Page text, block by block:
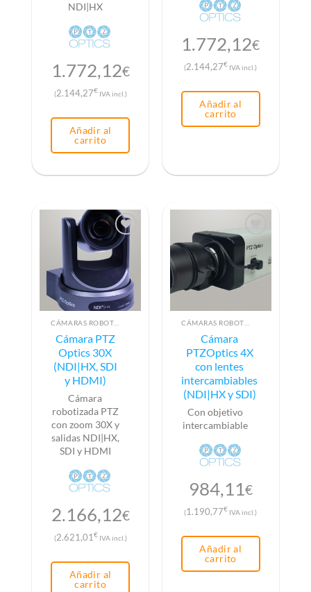
NDI|HX
1.772,12€
(2.144,27€IVA incl.)
Añadir al
carrito
1.772,12€
(2.144,27€ IVA incl.)
Añadir al
carrito
Cámara PTZ
Optics 30X
(NDI|HX, SDI
y HDMI)
Cámara
robotizada PTZ
con zoom 30X y
salidas NDI|HX,
SDI y HDMI
2.166,12€
(2.621,01 €IVA incl.)
Añadir al
carrito
Cámara
PTZOptics 4X
con lentes
intercambiables
(NDI|HX y SDI)
Con objetivo
intercambiable
984,11 €
(1.190,77€ IVA incl.)
Añadir al
carrito